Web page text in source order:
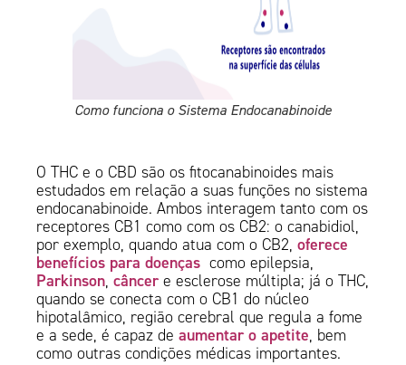
Como funciona o Sistema Endocanabinoide
O THC e o CBD são os fitocanabinoides mais
estudados em relação a suas funções no sistema
endocanabinoide. Ambos interagem tanto com os
receptores CB1 como com os CB2: o canabidiol,
por exemplo, quando atua com o CB2,oferece
benefícios para doenças como epilepsia,
Parkinson,câncere esclerose múltipla; já o THC,
quando se conecta com o CB1 do núcleo
hipotalâmico, região cerebral que regula a fome
e a sede, é capaz de aumentar o apetite, bem
como outras condições médicas importantes.